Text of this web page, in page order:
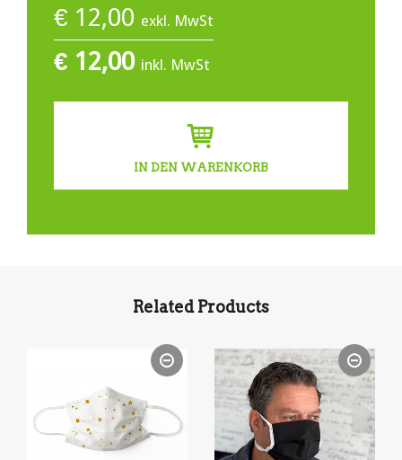
€ 12,00 exkl. MwSt
€ 12,00 inkl. MwSt
IN DEN WARENKORB
Related Products